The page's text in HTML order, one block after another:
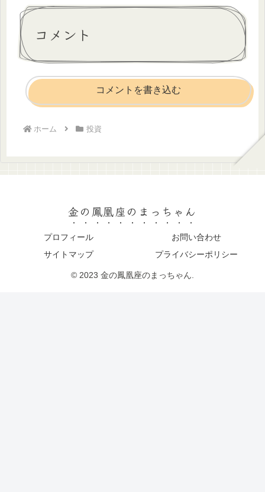
コメント
コメントを書き込む
ホーム 投資
金の鳳凰座のまっちゃん
プロフィール
お問い合わせ
サイトマップ
プライバシーポリシー
© 2023 金の鳳凰座のまっちゃん.